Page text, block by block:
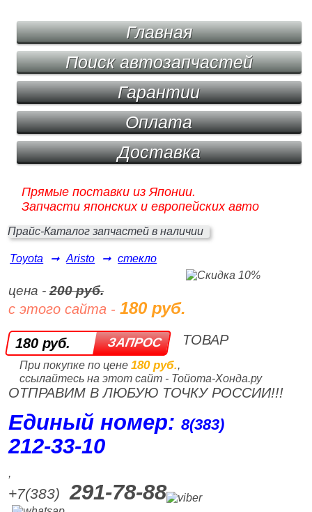
Главная
Поиск автозапчастей
Гарантии
Оплата
Доставка
Прямые поставки из Японии.
Запчасти японских и европейских авто
Прайс-Каталог запчастей в наличии
Toyota ➞ Aristo ➞ стекло
цена -200 руб.
с этого сайта -180 руб.
180 руб.
При покупке по цене 180 руб.,
ссылайтесь на этот сайт - Тойота-Хонда.ру
ТОВАР
ОТПРАВИМ В ЛЮБУЮ ТОЧКУ РОССИИ!!!
Единый номер:8(383)
212‑33‑10
,
+7(383) 291-78-88